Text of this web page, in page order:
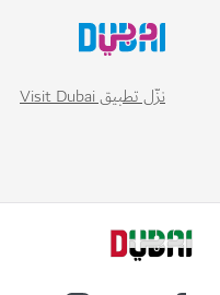
نزّل تطبيق Visit Dubai